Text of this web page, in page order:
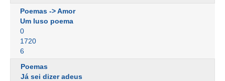
Poemas -> Amor
Um luso poema
0
1720
6
Poemas
Já sei dizer adeus